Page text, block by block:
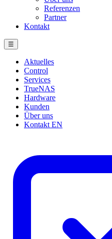
Referenzen
Partner
Kontakt
☰
Aktuelles
Control
Services
TrueNAS
Hardware
Kunden
Über uns
Kontakt EN